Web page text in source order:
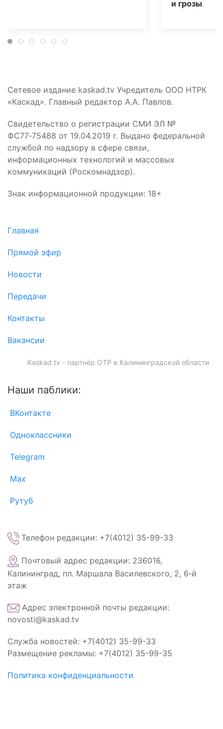
и грозы
Сетевое издание kaskad.tv Учредитель ООО НТРК
«Каскад». Главный редактор А.А. Павлов.
Свидетельство о регистрации СМИ ЭЛ №
ФС77‑75488 от 19.04.2019 г. Выдано федеральной
службой по надзору в сфере связи,
информационных технологий и массовых
коммуникаций (Роскомнадзор).
Знак информационной продукции: 18+
Главная
Прямой эфир
Новости
Передачи
Контакты
Вакансии
Kaskad.tv - партнёр ОТР в Калининградской области
Наши паблики:
ВКонтакте
Одноклассники
Telegram
Max
Рутуб
Телефон редакции: +7(4012) 35-99-33
Почтовый адрес редакции: 236016,
Калининград, пл. Маршала Василевского, 2, 6‑й
этаж
Адрес электронной почты редакции:
novosti@kaskad.tv
Служба новостей: +7(4012) 35-99-33
Размещение рекламы: +7(4012) 35-99-35
Политика конфиденциальности